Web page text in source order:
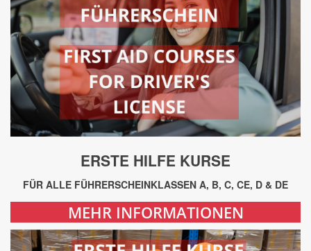
ERSTE HILFE KURSE
FÜR ALLE FÜHRERSCHEINKLASSEN A, B, C, CE, D & DE
MEHR INFORMATIONEN